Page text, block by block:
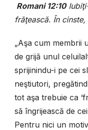
Romani 12:10
frăţească. În
„Aşa cum membrii
de grijă unul
sprijinindu-i pe cei
neştiutori,
tot aşa trebuie ca
să îngrijească de
Pentru nici un